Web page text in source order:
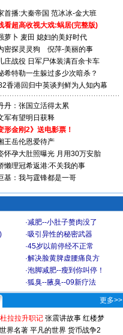
首播:大秦帝国 范冰冰-金大班
看超高收视大戏:蜗居(完整版)
萝卜 麦田 媳妇的美好时代
密探灵灵狗
倪萍-美丽的事
庄战役 日军尸体装满百余卡车
希特勒一生躲过多少次暗杀？
香港回归中英谈判鲜为人知内幕
丹：张国立活得太累
军有望明日获释
形金刚2》送电影票！
王岳伦恩爱待产
怀孕大肚照曝光 月用30万安胎
懒理冠希返港:不关我的事
基：我与霆锋都是一哥
·减肥--小肚子赘肉没了
·吸引异性的秘密武器
·45岁以前停经不正常
·解决脸黄脾虚腰痛良方
·泡脚减肥--瘦到你叫停！
·狐臭--腋臭--09新疗法
更多>>
杜拉拉升职记 张震讲故事 红楼梦
世界名著 平凡的世界 货币战争2